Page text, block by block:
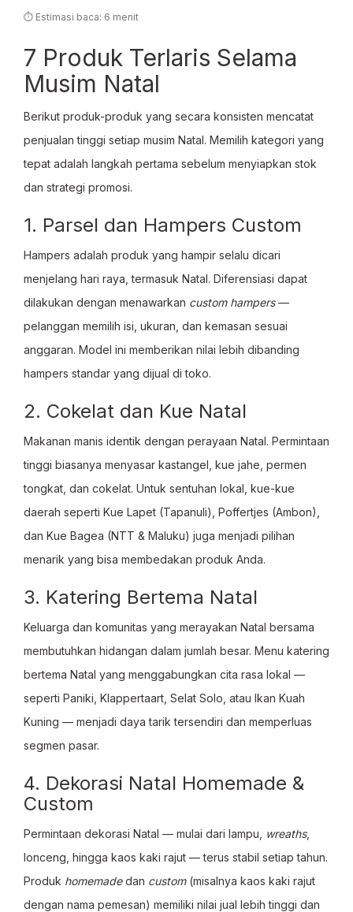
⏱ Estimasi baca: 6 menit
7 Produk Terlaris Selama
Musim Natal
Berikut produk-produk yang secara konsisten mencatat
penjualan tinggi setiap musim Natal. Memilih kategori yang
tepat adalah langkah pertama sebelum menyiapkan stok
dan strategi promosi.
1. Parsel dan Hampers Custom
Hampers adalah produk yang hampir selalu dicari
menjelang hari raya, termasuk Natal. Diferensiasi dapat
dilakukan dengan menawarkan custom hampers—
pelanggan memilih isi, ukuran, dan kemasan sesuai
anggaran. Model ini memberikan nilai lebih dibanding
hampers standar yang dijual di toko.
2. Cokelat dan Kue Natal
Makanan manis identik dengan perayaan Natal. Permintaan
tinggi biasanya menyasar kastangel, kue jahe, permen
tongkat, dan cokelat. Untuk sentuhan lokal, kue-kue
daerah seperti Kue Lapet (Tapanuli), Poffertjes (Ambon),
dan Kue Bagea (NTT & Maluku) juga menjadi pilihan
menarik yang bisa membedakan produk Anda.
3. Katering Bertema Natal
Keluarga dan komunitas yang merayakan Natal bersama
membutuhkan hidangan dalam jumlah besar. Menu katering
bertema Natal yang menggabungkan cita rasa lokal —
seperti Paniki, Klappertaart, Selat Solo, atau Ikan Kuah
Kuning — menjadi daya tarik tersendiri dan memperluas
segmen pasar.
4. Dekorasi Natal Homemade &
Custom
Permintaan dekorasi Natal — mulai dari lampu, wreaths,
lonceng, hingga kaos kaki rajut — terus stabil setiap tahun.
Produk homemadedan custom(misalnya kaos kaki rajut
dengan nama pemesan) memiliki nilai jual lebih tinggi dan